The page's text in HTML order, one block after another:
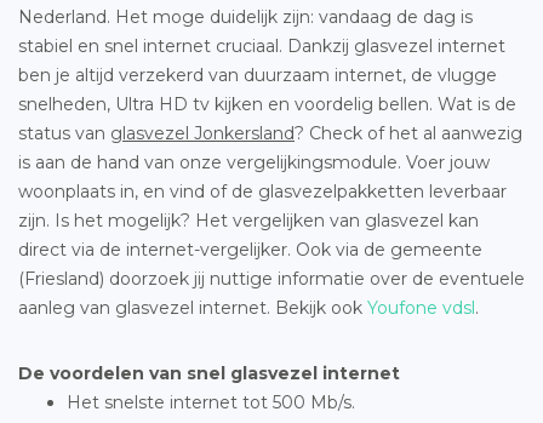
Nederland. Het moge duidelijk zijn: vandaag de dag is
stabiel en snel internet cruciaal. Dankzij glasvezel internet
ben je altijd verzekerd van duurzaam internet, de vlugge
snelheden, Ultra HD tv kijken en voordelig bellen. Wat is de
status van glasvezel Jonkersland? Check of het al aanwezig
is aan de hand van onze vergelijkingsmodule. Voer jouw
woonplaats in, en vind of de glasvezelpakketten leverbaar
zijn. Is het mogelijk? Het vergelijken van glasvezel kan
direct via de internet-vergelijker. Ook via de gemeente
(Friesland) doorzoek jij nuttige informatie over de eventuele
aanleg van glasvezel internet. Bekijk ook Youfone vdsl.
De voordelen van snel glasvezel internet
Het snelste internet tot 500 Mb/s.